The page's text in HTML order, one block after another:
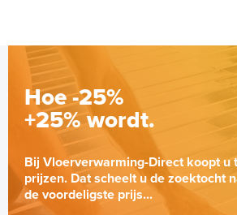
Hoe -25%
+25% wordt.
Bij Vloerverwarming-Direct koopt u
prijzen. Dat scheelt u de zoektocht
de voordeligste prijs...